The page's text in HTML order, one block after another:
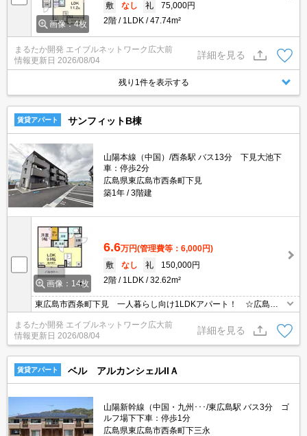
画像：4枚
敷
なし 礼
75,000円
2階
1LDK 47.74m²
まるたか開発 エイブルネットワーク広大前
情報更新日 2026/08/04
詳細を見る
残り1件を表示する
賃貸アパート サンフィットB棟
山陽本線（中国）/西条駅 バス13分 下見大池下
車：停歩2分
広島県東広島市西条町下見
築1年
3階建
画像：14枚
6.6万円(管理費等：6,000円)
敷
なし 礼
150,000円
2階
1LDK 32.62m²
東広島市西条町下見 一人暮らし向け1LDKアパート！ ☆広島大
学まで徒歩12分！ 近すぎず遠すぎず、ちょうどいい距離です♪
歩いてすぐのところにスーパー＆ドラッグストアがあり、お買い物
に困りませんよ！
まるたか開発 エイブルネットワーク広大前
情報更新日 2026/08/04
詳細を見る
賃貸アパート ベル アルカンシェルIIＡ
山陽新幹線（中国・九州･･･/東広島駅 バス3分 ゴ
ルフ場下下車：停歩1分
広島県東広島市西条町下三永